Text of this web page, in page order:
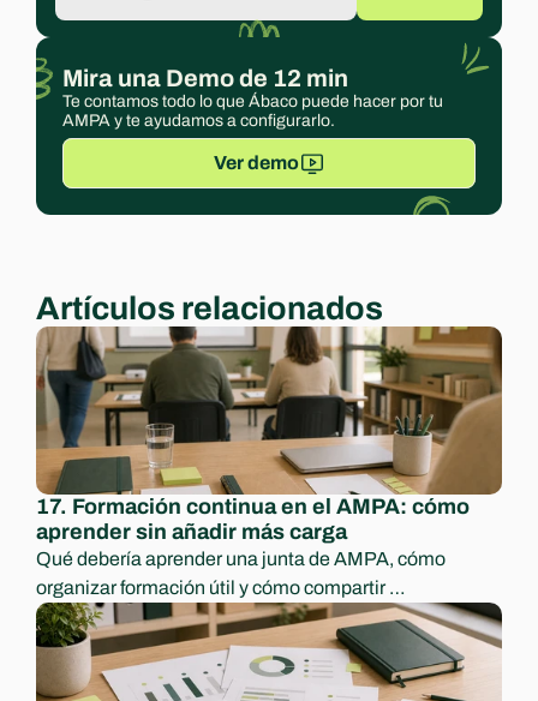
Mira una Demo de 12 min
Te contamos todo lo que Ábaco puede hacer por tu
AMPA y te ayudamos a configurarlo.
Ver demo
Artículos relacionados
17. Formación continua en el AMPA: cómo
aprender sin añadir más carga
Qué debería aprender una junta de AMPA, cómo
organizar formación útil y cómo compartir
conocimiento para no depender de una sola persona.